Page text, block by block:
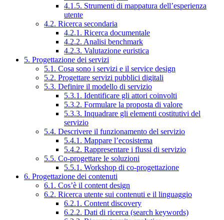
4.1.5. Strumenti di mappatura dell’esperienza
utente
4.2. Ricerca secondaria
4.2.1. Ricerca documentale
4.2.2. Analisi benchmark
4.2.3. Valutazione euristica
5. Progettazione dei servizi
5.1. Cosa sono i servizi e il service design
5.2. Progettare servizi pubblici digitali
5.3. Definire il modello di servizio
5.3.1. Identificare gli attori coinvolti
5.3.2. Formulare la proposta di valore
5.3.3. Inquadrare gli elementi costitutivi del
servizio
5.4. Descrivere il funzionamento del servizio
5.4.1. Mappare l’ecosistema
5.4.2. Rappresentare i flussi di servizio
5.5. Co-progettare le soluzioni
5.5.1. Workshop di co-progettazione
6. Progettazione dei contenuti
6.1. Cos’è il content design
6.2. Ricerca utente sui contenuti e il linguaggio
6.2.1. Content discovery
6.2.2. Dati di ricerca (search keywords)